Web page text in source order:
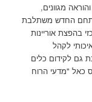
מגוונים,
החדש משתלבת
בהפצת אוריינות
לקהל
גם לקידום כלים
כאל "מדעי הרוח